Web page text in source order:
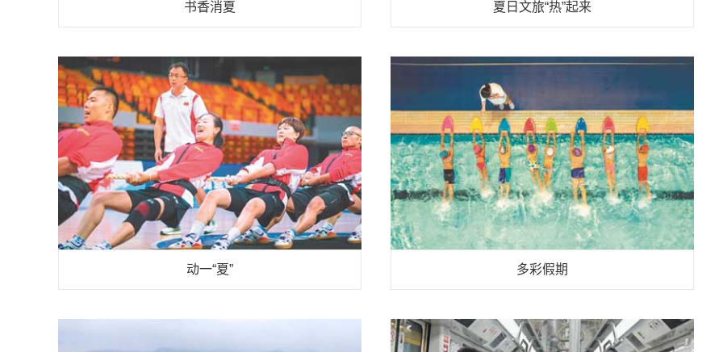
书香消夏 夏日文旅“热”起来
动一“夏” 多彩假期